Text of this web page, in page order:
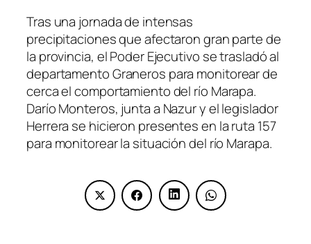
Tras una jornada de intensas
precipitaciones que afectaron gran parte de
la provincia, el Poder Ejecutivo se trasladó al
departamento Graneros para monitorear de
cerca el comportamiento del río Marapa.
Darío Monteros, junta a Nazur y el legislador
Herrera se hicieron presentes en la ruta 157
para monitorear la situación del río Marapa.